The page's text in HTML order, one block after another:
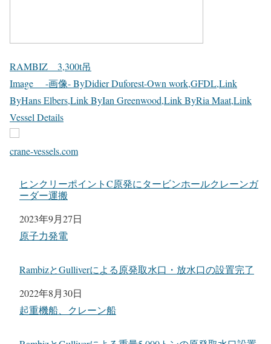
RAMBIZ 3,300t吊
Image -画像- ByDidier Duforest-Own work,GFDL,Link
ByHans Elbers,Link ByIan Greenwood,Link ByRia Maat,Link
Vessel Details
crane-vessels.com
ヒンクリーポイントC原発にタービンホールクレーンガ
ーダー運搬
日付
2023年9月27日
関連理由
原子力発電
RambizとGulliverによる原発取水口・放水口の設置完了
日付
2022年8月30日
関連理由
起重機船、クレーン船